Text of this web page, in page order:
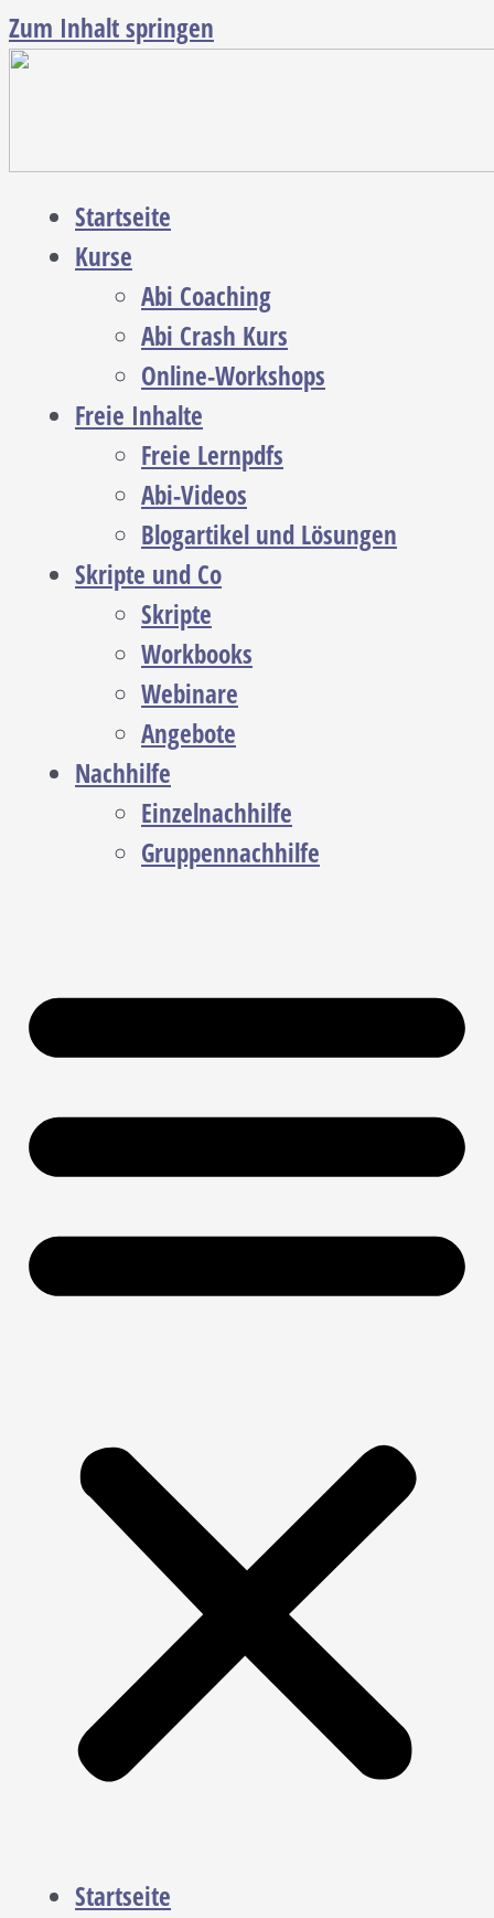
Zum Inhalt springen
Startseite
Kurse
Abi Coaching
Abi Crash Kurs
Online-Workshops
Freie Inhalte
Freie Lernpdfs
Abi-Videos
Blogartikel und Lösungen
Skripte und Co
Skripte
Workbooks
Webinare
Angebote
Nachhilfe
Einzelnachhilfe
Gruppennachhilfe
Startseite